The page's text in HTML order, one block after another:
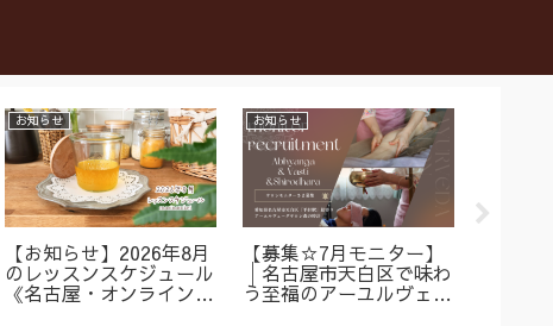
お知らせ
【お知らせ】2026年8月
のレッスンスケジュール
《名古屋・オンラインア
お知らせ
【募集☆7月モニター】
│名古屋市天白区で味わ
う至福のアーユルヴェー